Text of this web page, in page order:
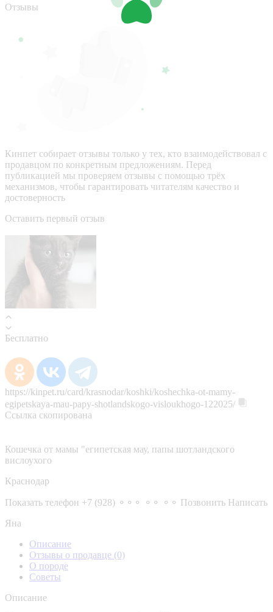
Отзывы
Кинпет собирает отзывы только у тех, кто взаимодействовал с
продавцом по конкретным предложениям. Перед
публикацией мы проверяем отзывы с помощью трёх
механизмов, чтобы гарантировать читателям качество и
достоверность
Оставить первый отзыв
Бесплатно
https://kinpet.ru/card/krasnodar/koshki/koshechka-ot-mamy-
egipetskaya-mau-papy-shotlandskogo-visloukhogo-122025/
Ссылка скопирована
Кошечка от мамы "египетская мау, папы шотландского
вислоухого
Краснодар
Показать телефон +7 (928) ⚬⚬⚬ ⚬⚬ ⚬⚬ Позвонить Написать
Яна
Описание
Отзывы о продавце (0)
О породе
Советы
Описание